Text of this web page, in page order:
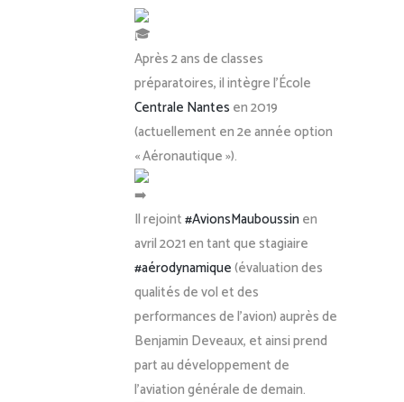
Après 2 ans de classes
préparatoires, il intègre l’École
Centrale Nantes en 2019
(actuellement en 2e année option
« Aéronautique »).
Il rejoint#AvionsMauboussinen
avril 2021 en tant que stagiaire
#aérodynamique(évaluation des
qualités de vol et des
performances de l’avion) auprès de
Benjamin Deveaux, et ainsi prend
part au développement de
l’aviation générale de demain.